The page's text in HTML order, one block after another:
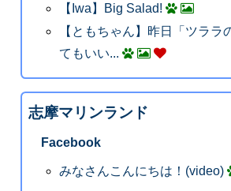
【Iwa】Big Salad!
【ともちゃん】昨日「ツララ
てもいい...
志摩マリンランド
Facebook
みなさんこんにちは！(video)